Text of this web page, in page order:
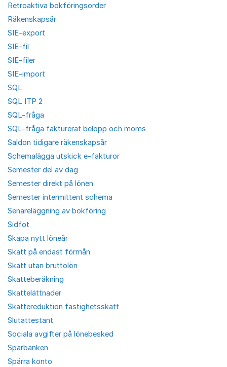
Retroaktiva bokföringsorder
Räkenskapsår
SIE-export
SIE-fil
SIE-filer
SIE-import
SQL
SQL ITP 2
SQL-fråga
SQL-fråga fakturerat belopp och moms
Saldon tidigare räkenskapsår
Schemalägga utskick e-fakturor
Semester del av dag
Semester direkt på lönen
Semester intermittent schema
Senareläggning av bokföring
Sidfot
Skapa nytt löneår
Skatt på endast förmån
Skatt utan bruttolön
Skatteberäkning
Skattelättnader
Skattereduktion fastighetsskatt
Slutattestant
Sociala avgifter på lönebesked
Sparbanken
Spärra konto